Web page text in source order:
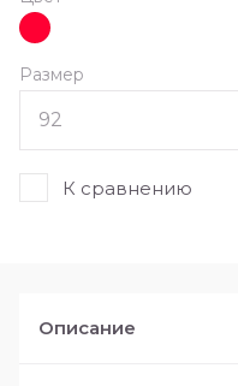
Размер
К сравнению
Описание